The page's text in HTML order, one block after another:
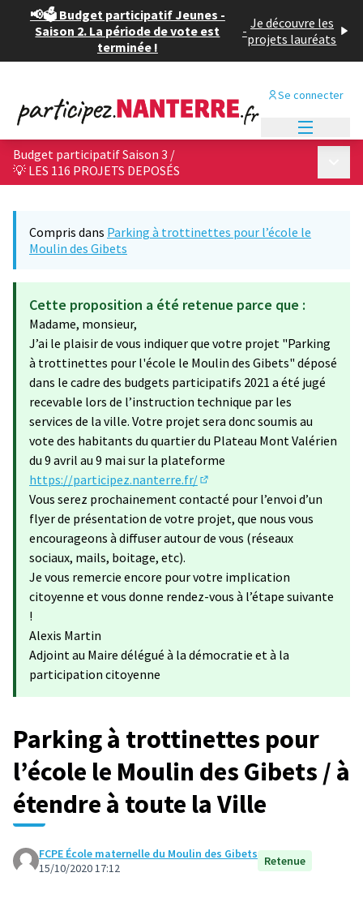
📢🗳️ Budget participatif Jeunes -
Saison 2. La période de vote est
terminée !
- Je découvre les
projets lauréats
Se connecter
Budget participatif Saison 3 /
💡 LES 116 PROJETS DEPOSÉS
Compris dans Parking à trottinettes pour l’école le
Moulin des Gibets
Cette proposition a été retenue parce que :
Madame, monsieur,
J’ai le plaisir de vous indiquer que votre projet "Parking
à trottinettes pour l'école le Moulin des Gibets" déposé
dans le cadre des budgets participatifs 2021 a été jugé
recevable lors de l’instruction technique par les
services de la ville. Votre projet sera donc soumis au
vote des habitants du quartier du Plateau Mont Valérien
du 9 avril au 9 mai sur la plateforme
https://participez.nanterre.fr/
(S'ouvre dans un nouvel
Vous serez prochainement contacté pour l’envoi d’un
flyer de présentation de votre projet, que nous vous
encourageons à diffuser autour de vous (réseaux
sociaux, mails, boitage, etc).
Je vous remercie encore pour votre implication
citoyenne et vous donne rendez-vous à l’étape suivante
!
Alexis Martin
Adjoint au Maire délégué à la démocratie et à la
participation citoyenne
Parking à trottinettes pour
l’école le Moulin des Gibets / à
étendre à toute la Ville
FCPE École maternelle du Moulin des Gibets
15/10/2020 17:12
Retenue